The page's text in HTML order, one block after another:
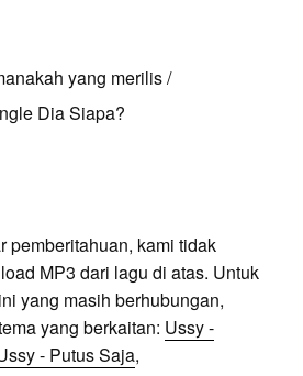
yang merilis /
Dia Siapa?
pemberitahuan, kami tidak
MP3 dari lagu di atas. Untuk
yang masih berhubungan,
yang berkaitan: Ussy -
- Putus Saja,